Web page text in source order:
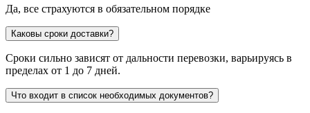
Да, все страхуются в обязательном порядке
Каковы сроки доставки?
Сроки сильно зависят от дальности перевозки, варьируясь в
пределах от 1 до 7 дней.
Что входит в список необходимых документов?